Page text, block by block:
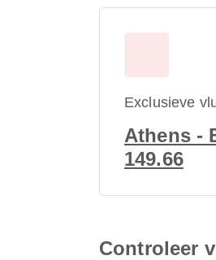
Exclusieve
Athens -
149.66
Controleer